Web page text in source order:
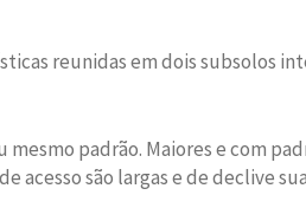
reunidas em dois subsolos
mesmo padrão. Maiores e com
acesso são largas e de declive